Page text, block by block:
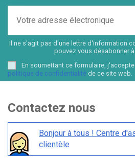
Il ne s'agit pas d'une lettre d'information
pouvez vous désabonner
En soumettant ce formulaire,
politique de confidentialité de ce site web.
Contactez nous
Bonjour à tous ! Centre
clientèle